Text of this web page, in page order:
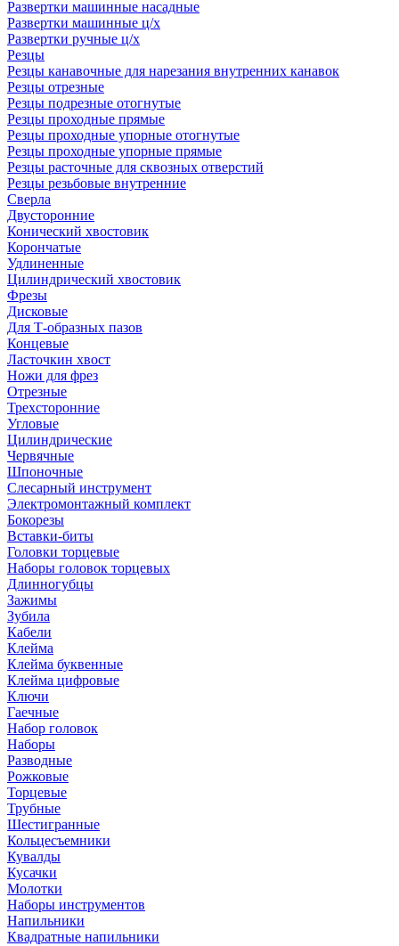
Развертки машинные насадные
Развертки машинные ц/х
Развертки ручные ц/х
Резцы
Резцы канавочные для нарезания внутренних канавок
Резцы отрезные
Резцы подрезные отогнутые
Резцы проходные прямые
Резцы проходные упорные отогнутые
Резцы проходные упорные прямые
Резцы расточные для сквозных отверстий
Резцы резьбовые внутренние
Сверла
Двусторонние
Конический хвостовик
Корончатые
Удлиненные
Цилиндрический хвостовик
Фрезы
Дисковые
Для Т-образных пазов
Концевые
Ласточкин хвост
Ножи для фрез
Отрезные
Трехсторонние
Угловые
Цилиндрические
Червячные
Шпоночные
Слесарный инструмент
Электромонтажный комплект
Бокорезы
Вставки-биты
Головки торцевые
Наборы головок торцевых
Длинногубцы
Зажимы
Зубила
Кабели
Клейма
Клейма буквенные
Клейма цифровые
Ключи
Гаечные
Набор головок
Наборы
Разводные
Рожковые
Торцевые
Трубные
Шестигранные
Кольцесъемники
Кувалды
Кусачки
Молотки
Наборы инструментов
Напильники
Квадратные напильники